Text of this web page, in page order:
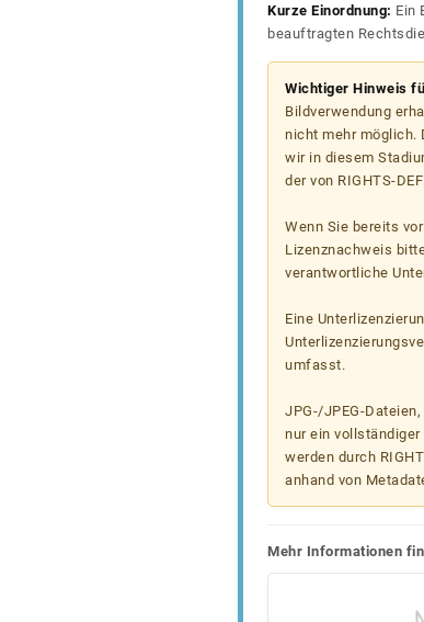
Kurze Einordnung: Ein
beauftragten
Wichtiger Hinweis
Bildverwendung
nicht mehr möglich.
wir in diesem
der von RIGHTS-
Wenn Sie bereits
Lizenznachweis
verantwortliche
Eine
umfasst.
JPG-/JPEG-
nur ein
werden durch
anhand von
Mehr Informationen